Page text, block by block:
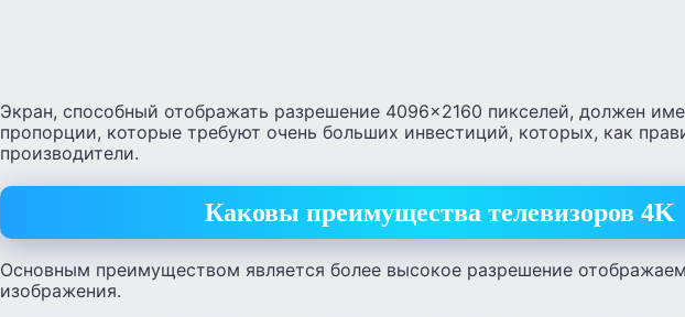
Экран, способный отображать разрешение 4096×2160 пикселей, должен
пропорции, которые требуют очень больших инвестиций, которых, как
производители.
Каковы преимущества телевизоров 4K
Основным преимуществом является более высокое разрешение
изображения.